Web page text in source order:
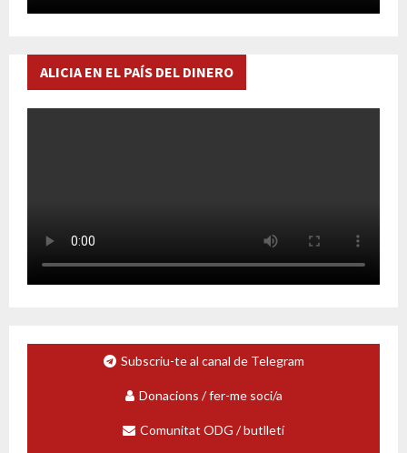
ALICIA EN EL PAÍS DEL DINERO
Subscriu-te al canal de Telegram
Donacions / fer-me soci/a
Comunitat ODG / butlletí